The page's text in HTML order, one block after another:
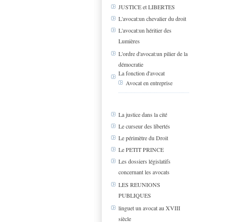
JUSTICE et LIBERTES
L'avocat:un chevalier du droit
L'avocat:un héritier des
Lumières
L'ordre d'avocat:un pilier de la
démocratie
La fonction d'avocat
Avocat en entreprise
La justice dans la cité
Le curseur des libertés
Le périmètre du Droit
Le PETIT PRINCE
Les dossiers législatifs
concernant les avocats
LES REUNIONS
PUBLIQUES
linguet un avocat au XVIII
siècle